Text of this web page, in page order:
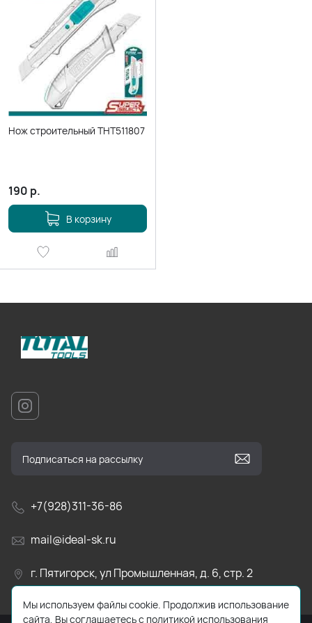
Нож строительный THT511807
190 р.
В корзину
+7(928)311-36-86
mail@ideal-sk.ru
г. Пятигорск, ул Промышленная, д. 6, стр. 2
Мы используем файлы cookie. Продолжив использование
сайта, Вы соглашаетесь с политикой использования